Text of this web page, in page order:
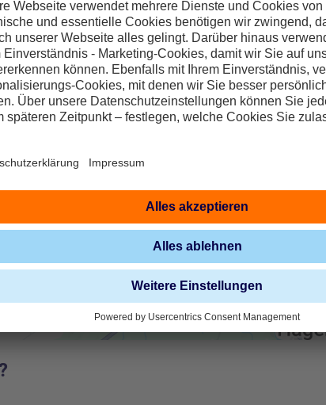
Wir benötigen Ihre Zustimmung, um den
Google Maps-Service zu laden!
Wir verwenden einen Service eines
Drittanbieters, um Karteninhalte
einzubetten. Dieser Service kann Daten zu
Nutzung des Service zu, um diese Karte
anzuzeigen.
powered byUsercentrics Consent Management
Platform